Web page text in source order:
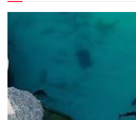
El hecho violento se suscitó cerca
supermanzana 249 a pocos
Norte.
Información extraoficial
armados llegaron a bordo de una
Aruba y llegaron a atacarlo con al